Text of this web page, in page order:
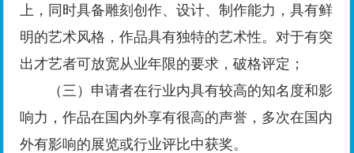
上，同时具备雕刻创作、设计、制作能力，具有鲜
明的艺术风格，作品具有独特的艺术性。对于有突
出才艺者可放宽从业年限的要求，破格评定；
（三）申请者在行业内具有较高的知名度和影
响力，作品在国内外享有很高的声誉，多次在国内
外有影响的展览或行业评比中获奖。